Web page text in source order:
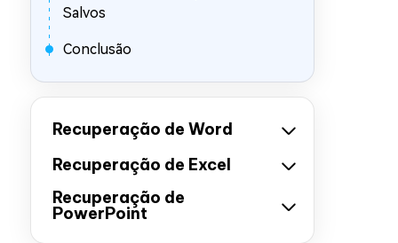
Salvos
Conclusão
Recuperação de Word
Recuperação de Excel
Recuperação de
PowerPoint